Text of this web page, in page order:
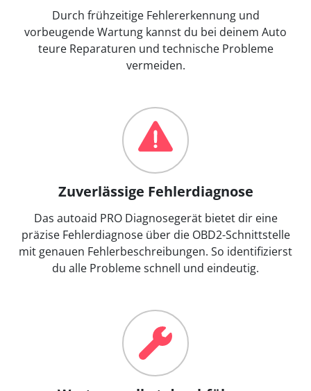
Durch frühzeitige Fehlererkennung und
vorbeugende Wartung kannst du bei deinem Auto
teure Reparaturen und technische Probleme
vermeiden.
Zuverlässige Fehlerdiagnose
Das autoaid PRO Diagnosegerät bietet dir eine
präzise Fehlerdiagnose über die OBD2-Schnittstelle
mit genauen Fehlerbeschreibungen. So identifizierst
du alle Probleme schnell und eindeutig.